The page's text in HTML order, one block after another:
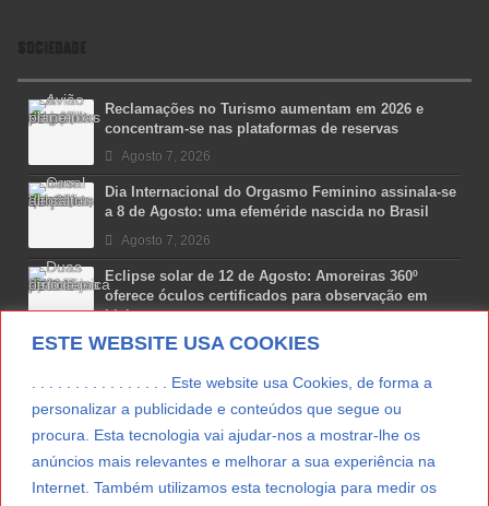
ESTE WEBSITE USA COOKIES
. . . . . . . . . . . . . . . . Este website usa Cookies, de forma a
personalizar a publicidade e conteúdos que segue ou
procura. Esta tecnologia vai ajudar-nos a mostrar-lhe os
anúncios mais relevantes e melhorar a sua experiência na
Internet. Também utilizamos esta tecnologia para medir os
SOCIEDADE
Reclamações no Turismo aumentam em 2026 e
concentram-se nas plataformas de reservas
Agosto 7, 2026
Dia Internacional do Orgasmo Feminino assinala-se
a 8 de Agosto: uma efeméride nascida no Brasil
Agosto 7, 2026
Eclipse solar de 12 de Agosto: Amoreiras 360º
oferece óculos certificados para observação em
Lisboa
Agosto 7, 2026
Lua Afonso vence prémio internacional de liderança
Agosto 7, 2026
Preparar o carro para as férias de Verão
Agosto 5, 2026